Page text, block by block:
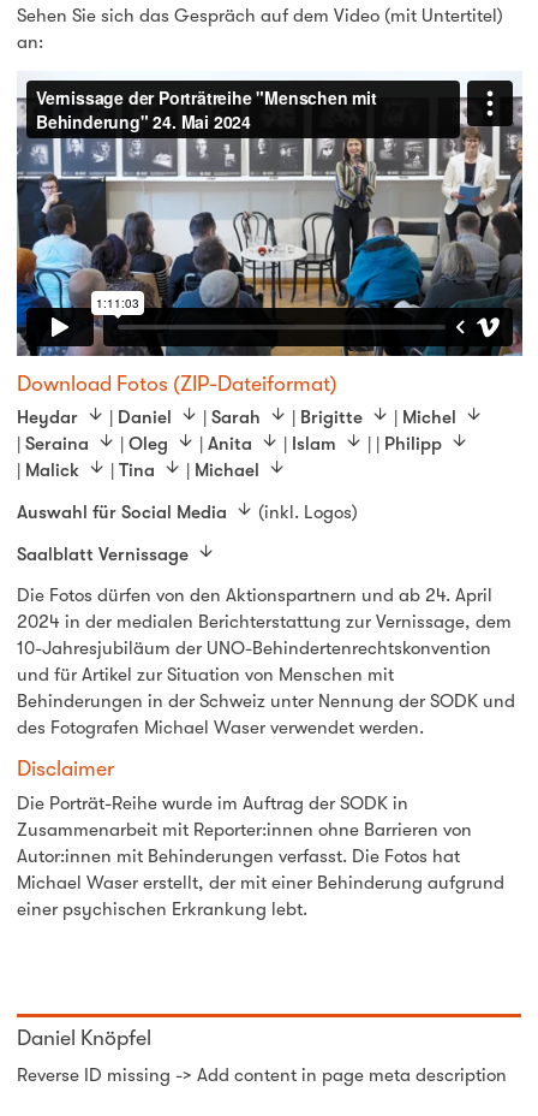
Sehen Sie sich das Gespräch auf dem Video (mit Untertitel)
an:
Download Fotos (ZIP-Dateiformat)
Heydar | Daniel | Sarah | Brigitte | Michel
| Seraina | Oleg | Anita | Islam | | Philipp
| Malick | Tina | Michael
Auswahl für Social Media
(inkl. Logos)
Saalblatt Vernissage
Die Fotos dürfen von den Aktionspartnern und ab 24. April
2024 in der medialen Berichterstattung zur Vernissage, dem
10-Jahresjubiläum der UNO-Behindertenrechtskonvention
und für Artikel zur Situation von Menschen mit
Behinderungen in der Schweiz unter Nennung der SODK und
des Fotografen Michael Waser verwendet werden.
Disclaimer
Die Porträt-Reihe wurde im Auftrag der SODK in
Zusammenarbeit mit Reporter:innen ohne Barrieren von
Autor:innen mit Behinderungen verfasst. Die Fotos hat
Michael Waser erstellt, der mit einer Behinderung aufgrund
einer psychischen Erkrankung lebt.
Daniel Knöpfel
Reverse ID missing -> Add content in page meta description